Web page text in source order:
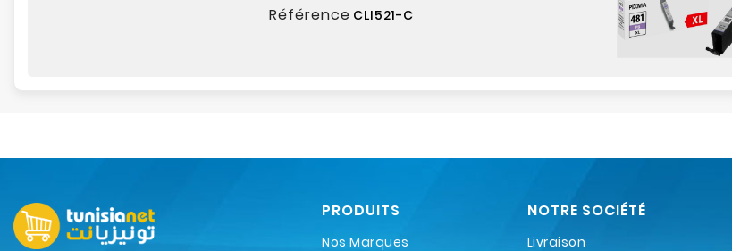
Référence CLI521-C
PRODUITS
Nos Marques
NOTRE SOCIÉTÉ
Livraison